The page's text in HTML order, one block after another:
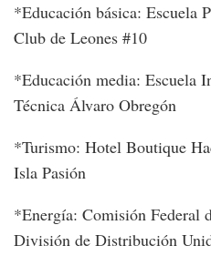
*Educación básica: Escuela
Club de Leones #10
*Educación media: Escuela
Técnica Álvaro Obregón
*Turismo: Hotel Boutique
Isla Pasión
*Energía: Comisión Federal
División de Distribución